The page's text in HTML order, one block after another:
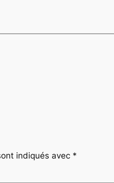
indiqués avec *